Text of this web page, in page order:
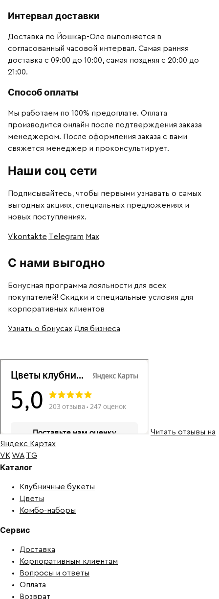
Интервал доставки
Доставка по Йошкар-Оле выполняется в
согласованный часовой интервал. Самая ранняя
доставка с 09:00 до 10:00, самая поздняя с 20:00 до
21:00.
Способ оплаты
Мы работаем по 100% предоплате. Оплата
производится онлайн после подтверждения заказа
менеджером. После оформления заказа с вами
свяжется менеджер и проконсультирует.
Наши соц сети
Подписывайтесь, чтобы первыми узнавать о самых
выгодных акциях, специальных предложениях и
новых поступлениях.
Vkontakte Telegram Max
С нами выгодно
Бонусная программа лояльности для всех
покупателей! Скидки и специальные условия для
корпоративных клиентов
Узнать о бонусах Для бизнеса
Читать отзывы на
Яндекс Картах
VKWA TG
Каталог
Клубничные букеты
Цветы
Комбо-наборы
Сервис
Доставка
Корпоративным клиентам
Вопросы и ответы
Оплата
Возврат